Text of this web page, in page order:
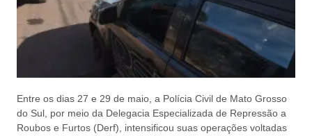
Entre os dias 27 e 29 de maio, a Polícia Civil de Mato Grosso
do Sul, por meio da Delegacia Especializada de Repressão a
Roubos e Furtos (Derf), intensificou suas operações voltadas